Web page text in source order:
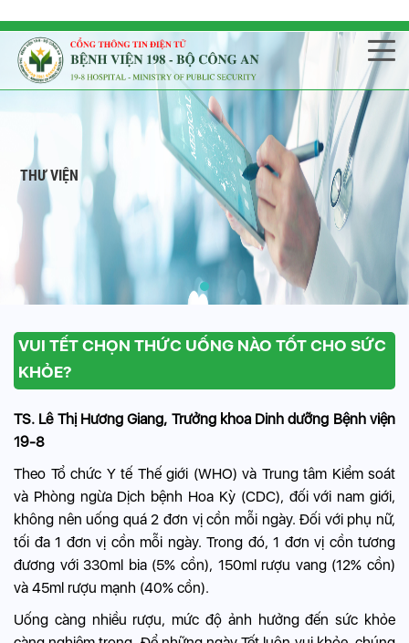
THƯ VIỆN
VUI TẾT CHỌN THỨC UỐNG NÀO TỐT CHO SỨC
KHỎE?
TS. Lê Thị Hương Giang, Trưởng khoa Dinh dưỡng Bệnh viện
19-8
Theo Tổ chức Y tế Thế giới (WHO) và Trung tâm Kiểm soát
và Phòng ngừa Dịch bệnh Hoa Kỳ (CDC), đối với nam giới,
không nên uống quá 2 đơn vị cồn mỗi ngày. Đối với phụ nữ,
tối đa 1 đơn vị cồn mỗi ngày. Trong đó, 1 đơn vị cồn tương
đương với 330ml bia (5% cồn), 150ml rượu vang (12% cồn)
và 45ml rượu mạnh (40% cồn).
Uống càng nhiều rượu, mức độ ảnh hưởng đến sức khỏe